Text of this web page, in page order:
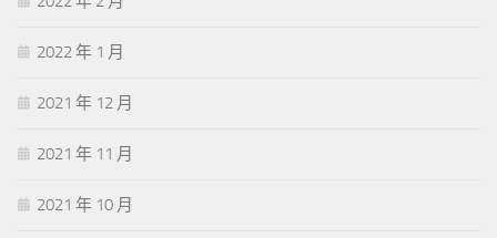
2022 年 1 月
2021 年 12 月
2021 年 11 月
2021 年 10 月